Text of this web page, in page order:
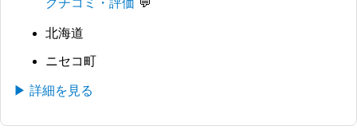
北海道
ニセコ町
▶ 詳細を見る